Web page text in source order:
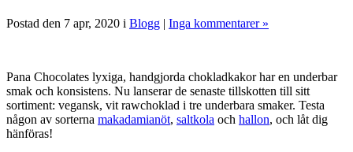
Postad den 7 apr, 2020 i Blogg | Inga kommentarer »
Pana Chocolates lyxiga, handgjorda chokladkakor har en underbar
smak och konsistens. Nu lanserar de senaste tillskotten till sitt
sortiment: vegansk, vit rawchoklad i tre underbara smaker. Testa
någon av sorterna makadamianöt, saltkola och hallon, och låt dig
hänföras!